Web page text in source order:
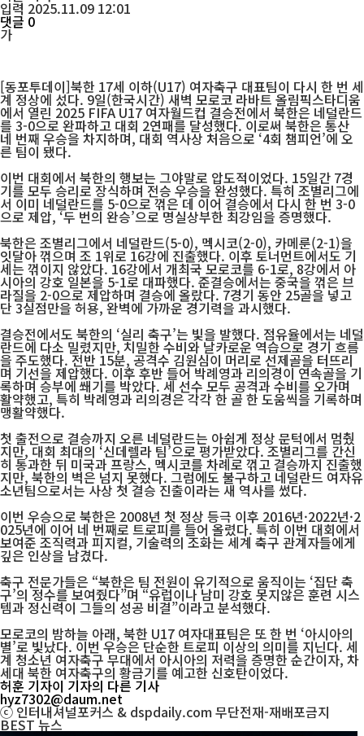
입력 2025.11.09 12:01
댓글 0
가
[동포투데이]북한 17세 이하(U17) 여자축구 대표팀이 다시 한 번 세
계 정상에 섰다. 9일(한국시간) 새벽 모로코 라바트 올림픽스타디움
에서 열린 2025 FIFA U17 여자월드컵 결승전에서 북한은 네덜란드
를 3-0으로 완파하고 대회 2연패를 달성했다. 이로써 북한은 통산
네 번째 우승을 차지하며, 대회 역사상 처음으로 ‘4회 챔피언’에 오
른 팀이 됐다.
이번 대회에서 북한의 행보는 그야말로 압도적이었다. 15일간 7경
기를 모두 승리로 장식하며 전승 우승을 완성했다. 특히 조별리그에
서 이미 네덜란드를 5-0으로 꺾은 데 이어 결승에서 다시 한 번 3-0
으로 제압, ‘두 번의 완승’으로 명실상부한 최강임을 증명했다.
북한은 조별리그에서 네덜란드(5-0), 멕시코(2-0), 카메룬(2-1)을
잇달아 꺾으며 조 1위로 16강에 진출했다. 이후 토너먼트에서도 기
세는 꺾이지 않았다. 16강에서 개최국 모로코를 6-1로, 8강에서 아
시아의 강호 일본을 5-1로 대파했다. 준결승에서는 중국을 꺾은 브
라질을 2-0으로 제압하며 결승에 올랐다. 7경기 동안 25골을 넣고
단 3실점만을 허용, 완벽에 가까운 경기력을 과시했다.
결승전에서도 북한의 ‘실리 축구’는 빛을 발했다. 점유율에서는 네덜
란드에 다소 밀렸지만, 치밀한 수비와 날카로운 역습으로 경기 흐름
을 주도했다. 전반 15분, 공격수 김원심이 머리로 선제골을 터뜨리
며 기선을 제압했다. 이후 후반 들어 박례영과 리의경이 연속골을 기
록하며 승부에 쐐기를 박았다. 세 선수 모두 공격과 수비를 오가며
활약했고, 특히 박례영과 리의경은 각각 한 골 한 도움씩을 기록하며
맹활약했다.
첫 출전으로 결승까지 오른 네덜란드는 아쉽게 정상 문턱에서 멈췄
지만, 대회 최대의 ‘신데렐라 팀’으로 평가받았다. 조별리그를 간신
히 통과한 뒤 미국과 프랑스, 멕시코를 차례로 꺾고 결승까지 진출했
지만, 북한의 벽은 넘지 못했다. 그럼에도 불구하고 네덜란드 여자유
소년팀으로서는 사상 첫 결승 진출이라는 새 역사를 썼다.
이번 우승으로 북한은 2008년 첫 정상 등극 이후 2016년·2022년·2
025년에 이어 네 번째로 트로피를 들어 올렸다. 특히 이번 대회에서
보여준 조직력과 피지컬, 기술력의 조화는 세계 축구 관계자들에게
깊은 인상을 남겼다.
축구 전문가들은 “북한은 팀 전원이 유기적으로 움직이는 ‘집단 축
구’의 정수를 보여줬다”며 “유럽이나 남미 강호 못지않은 훈련 시스
템과 정신력이 그들의 성공 비결”이라고 분석했다.
모로코의 밤하늘 아래, 북한 U17 여자대표팀은 또 한 번 ‘아시아의
별’로 빛났다. 이번 우승은 단순한 트로피 이상의 의미를 지닌다. 세
계 청소년 여자축구 무대에서 아시아의 저력을 증명한 순간이자, 차
세대 북한 여자축구의 황금기를 예고한 신호탄이었다.
허훈 기자이 기자의 다른 기사
hyz7302@daum.net
ⓒ 인터내셔널포커스 & dspdaily.com 무단전재-재배포금지
BEST뉴스